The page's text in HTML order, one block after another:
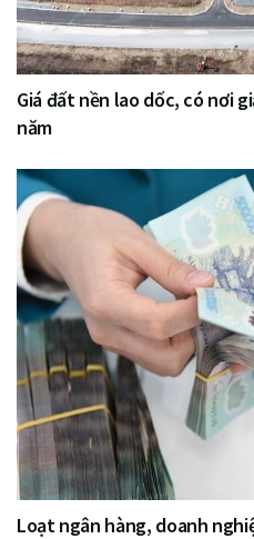
Giá đất nền lao dốc, có nơi
năm
Loạt ngân hàng, doanh